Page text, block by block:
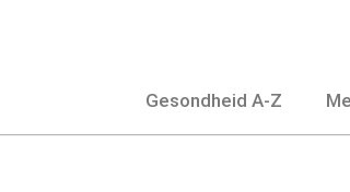
Gesondheid A-Z